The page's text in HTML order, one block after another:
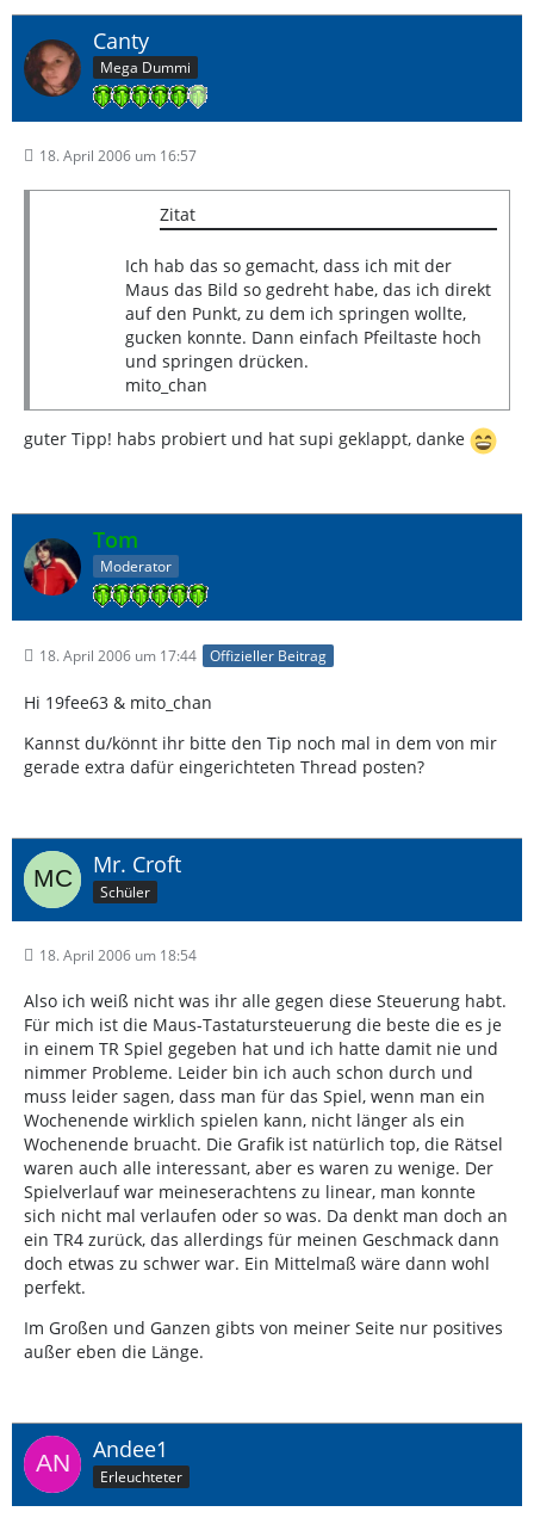
Canty
Mega Dummi
18. April 2006 um 16:57
Zitat
Ich hab das so gemacht, dass ich mit der
Maus das Bild so gedreht habe, das ich direkt
auf den Punkt, zu dem ich springen wollte,
gucken konnte. Dann einfach Pfeiltaste hoch
und springen drücken.
mito_chan
guter Tipp! habs probiert und hat supi geklappt, danke
Tom
Moderator
18. April 2006 um 17:44 Offizieller Beitrag
Hi 19fee63 & mito_chan
Kannst du/könnt ihr bitte den Tip noch mal in dem von mir
gerade extra dafür eingerichteten Thread posten?
Mr. Croft
Schüler
18. April 2006 um 18:54
Also ich weiß nicht was ihr alle gegen diese Steuerung habt.
Für mich ist die Maus-Tastatursteuerung die beste die es je
in einem TR Spiel gegeben hat und ich hatte damit nie und
nimmer Probleme. Leider bin ich auch schon durch und
muss leider sagen, dass man für das Spiel, wenn man ein
Wochenende wirklich spielen kann, nicht länger als ein
Wochenende bruacht. Die Grafik ist natürlich top, die Rätsel
waren auch alle interessant, aber es waren zu wenige. Der
Spielverlauf war meineserachtens zu linear, man konnte
sich nicht mal verlaufen oder so was. Da denkt man doch an
ein TR4 zurück, das allerdings für meinen Geschmack dann
doch etwas zu schwer war. Ein Mittelmaß wäre dann wohl
perfekt.
Im Großen und Ganzen gibts von meiner Seite nur positives
außer eben die Länge.
Andee1
Erleuchteter